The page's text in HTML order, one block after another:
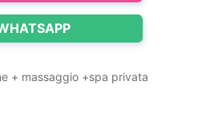
+ massaggio +spa privata